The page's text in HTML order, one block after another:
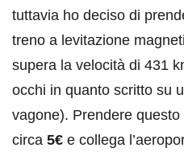
tuttavia ho deciso di
treno a levitazione
supera la velocità di 431
occhi in quanto scritto su
vagone). Prendere questo
circa 5€ e collega